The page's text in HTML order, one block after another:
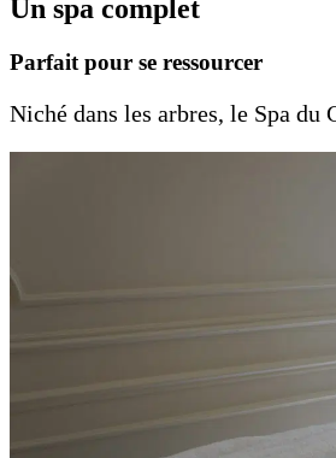
Un spa complet
Parfait pour se ressourcer
Niché dans les arbres, le Spa du